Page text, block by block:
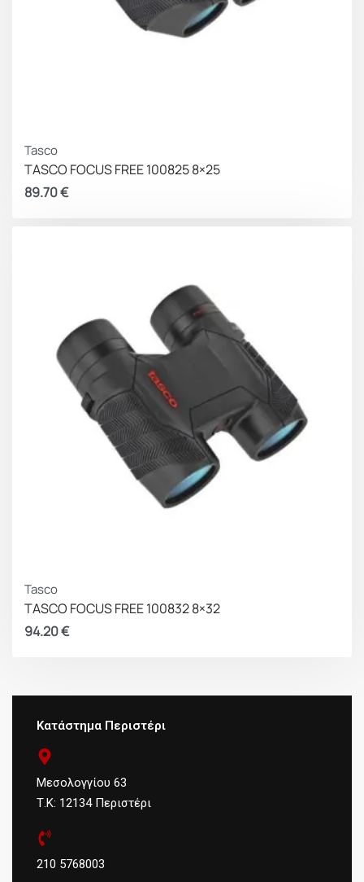
Tasco
TASCO FOCUS FREE 100825 8×25
89.70€
Tasco
TASCO FOCUS FREE 100832 8×32
94.20€
Κατάστημα Περιστέρι
Μεσολογγίου 63
Τ.Κ: 12134 Περιστέρι
210 5768003